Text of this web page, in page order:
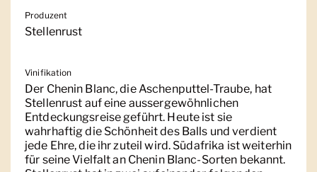
Produzent
Stellenrust
Vinifikation
Der Chenin Blanc, die Aschenputtel-Traube, hat
Stellenrust auf eine aussergewöhnlichen
Entdeckungsreise geführt. Heute ist sie
wahrhaftig die Schönheit des Balls und verdient
jede Ehre, die ihr zuteil wird. Südafrika ist weiterhin
für seine Vielfalt an Chenin Blanc-Sorten bekannt.